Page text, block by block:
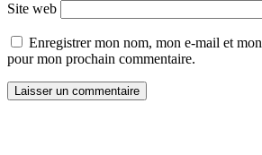
Site web
Enregistrer mon nom, mon e-mail et
pour mon prochain commentaire.